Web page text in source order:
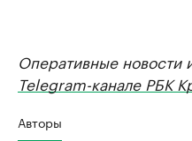
Оперативные
Telegram-канале РБК
Авторы